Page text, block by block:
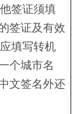
签证须填
签证及有效
填写转机
个城市名
文签名外还